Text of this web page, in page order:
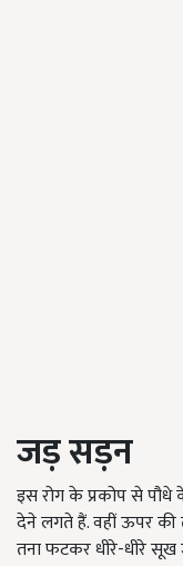
जड़सड़न
इस रोग के प्रकोप से
देने लगते हैं. वहीं ऊपर की
तना फटकर धीरे-धीरे सूख